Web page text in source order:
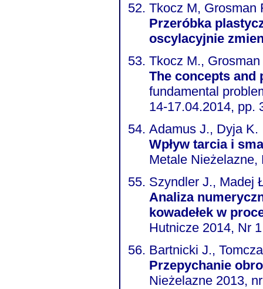
Tkocz M, Grosman
Przeróbka plastyczna
oscylacyjnie
Tkocz M., Grosman
The concepts
fundamental
14-17.04.2014, pp.
Adamus J., Dyja K.
Wpływ tarcia i
Metale Nieżelazne,
Szyndler J., Madej
Analiza
kowadełek w
Hutnicze 2014, Nr
Bartnicki J.,
Przepychanie
Nieżelazne 2013,